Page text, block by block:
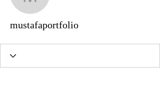
mustafaportfolio